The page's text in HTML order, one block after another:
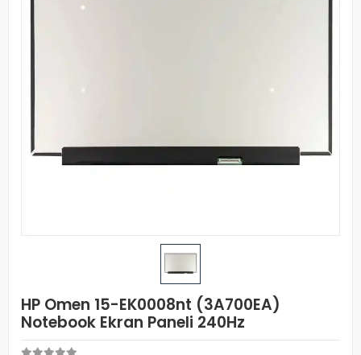
HP Omen 15-EK0008nt (3A700EA)
Notebook Ekran Paneli 240Hz